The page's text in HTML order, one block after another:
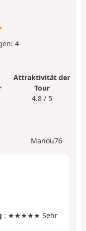
4
Attraktivität der
Tour
4.8 / 5
Manou76
: ★★★★★ Sehr